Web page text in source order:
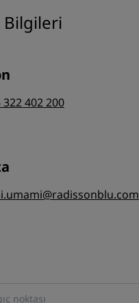
322 402 200